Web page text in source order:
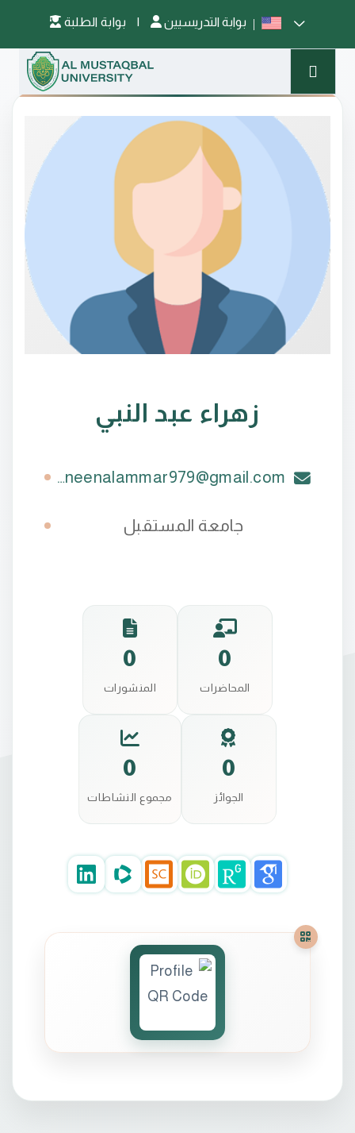
| بوابة التدريسيين
زهراء عبد النبي
baneenalammar979@gmail.com
جامعة المستقبل
0
المحاضرات
0
المنشورات
0
الجوائز
0
مجموع النشاطات